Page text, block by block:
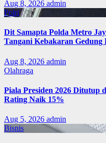
Aug 8, 2026 admin
Polri
Dit Samapta Polda Metro
Tangani Kebakaran Gedung
Aug 8, 2026 admin
Olahraga
Piala Presiden 2026 Ditutup
Rating Naik 15%
Aug 5, 2026 admin
Bisnis